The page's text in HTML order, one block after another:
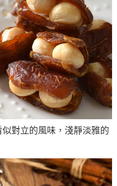
超商條碼／台灣大直營門市／銀行轉
通路繳費。
司」（以下簡稱本公司）所提供，讓
或服務，並由商店將買賣／分期付款
本公司帳單繳交帳款。
之契約關係目的，商店將以您的個人
台灣大哥大進項蒐集、處理及利用，
料之確認、核對及更正。
結：https://oppay.tw/userRule
付」後，將跳轉至「AFTEE先享後付」
後，即可完成結帳。
通知簡訊。
擊此簡訊中的連結，可透過四大超商／
款，方視為交易完成。
繳費，但若您需要取消訂單，請聯絡
訂單仍視為有效，需透過AFTEE先享
付 」之結帳頁面顯示為準，若有關於
相關疑問，請聯繫「AFTEE先享後付
support/home
之「AFTEE先享後付」服務完成之交
資料，並將交易相關給付款項請求債
下網址：
理人或監護人之同意方可使用
辦者引起之損失，本公司不負相關責
)免運費
上)免運費
即日起不提供京站紙袋，取件時
場詢問
對立的風味，淺靜淡雅的